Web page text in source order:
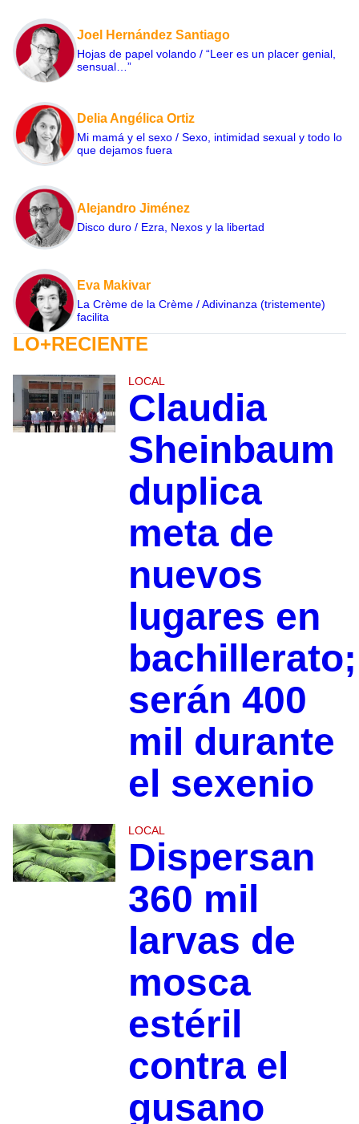
Joel Hernández Santiago
Hojas de papel volando / “Leer es un placer genial,
sensual…”
Delia Angélica Ortiz
Mi mamá y el sexo / Sexo, intimidad sexual y todo lo
que dejamos fuera
Alejandro Jiménez
Disco duro / Ezra, Nexos y la libertad
Eva Makivar
La Crème de la Crème / Adivinanza (tristemente)
facilita
LO+RECIENTE
LOCAL
Claudia
Sheinbaum
duplica
meta de
nuevos
lugares en
bachillerato;
serán 400
mil durante
el sexenio
LOCAL
Dispersan
360 mil
larvas de
mosca
estéril
contra el
gusano